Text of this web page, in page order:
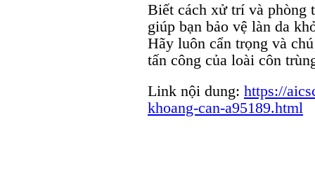
Biết cách xử trí và phòng
giúp bạn bảo vệ làn da
Hãy luôn cẩn trọng và
tấn công của loài côn
Link nội dung: https://
khoang-can-a95189.html